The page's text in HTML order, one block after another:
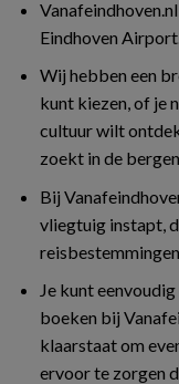
Eindhoven Airport.
Wij hebben een
kunt kiezen, of je
cultuur wilt
zoekt in de
Bij
vliegtuig instapt,
Je kunt
boeken bij
klaarstaat om
ervoor te zorgen